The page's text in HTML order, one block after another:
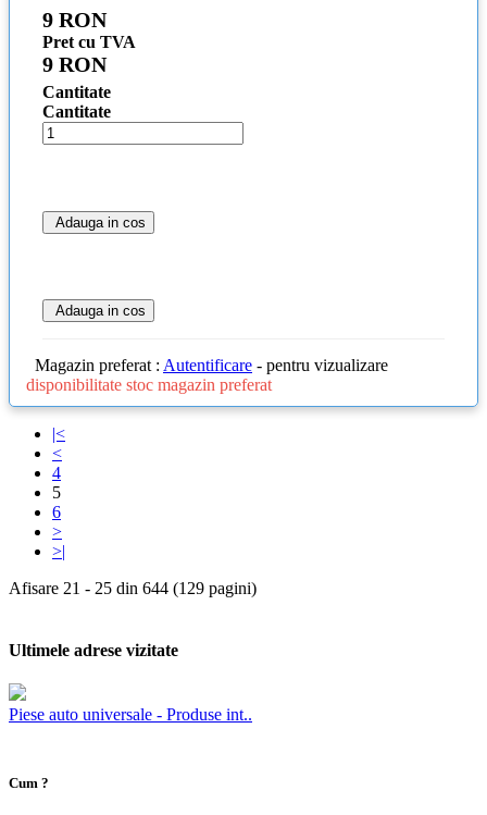
9 RON
Pret cu TVA
9 RON
Cantitate
Cantitate
Adauga in cos
Adauga in cos
Magazin preferat : Autentificare - pentru vizualizare
disponibilitate stoc magazin preferat
|<
<
4
5
6
>
>|
Afisare 21 - 25 din 644 (129 pagini)
Ultimele adrese vizitate
Piese auto universale - Produse int..
Cum ?